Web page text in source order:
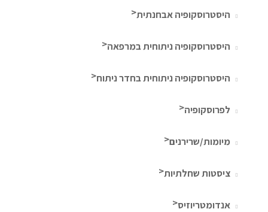
היסטרוסקופיה אבחנתית
היסטרוסקופיה ניתוחית במרפאה
היסטרוסקופיה ניתוחית בחדר ניתוח
לפרוסקופיה
מיומות/שרירנים
ציסטות שחלתיות
אנדומטריוזיס